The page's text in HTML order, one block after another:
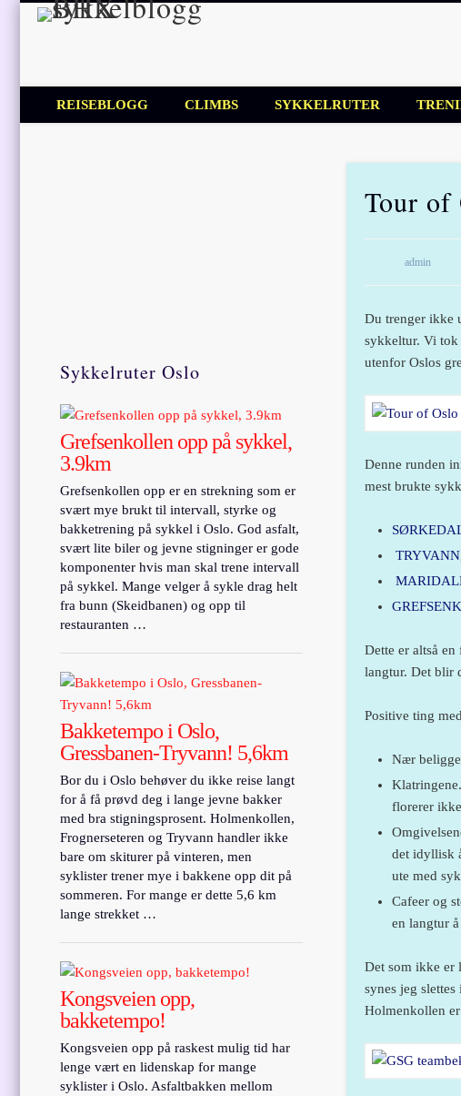
REISEBLOGG CLIMBS SYKKELRUTER
Tour of
admin
Du trenger ikke
sykkeltur. Vi tok
utenfor Oslos
Denne runden
mest brukte
TRYVANN
Dette er altså
langtur. Det blir
Positive ting
Nær
florerer
det idyllisk
ute med
Cafeer og
en langtur
Det som ikke er
synes jeg
Holmenkollen
Sykkelruter Oslo
Grefsenkollen opp på sykkel,
3.9km
Grefsenkollen opp er en strekning som er
svært mye brukt til intervall, styrke og
bakketrening på sykkel i Oslo. God asfalt,
svært lite biler og jevne stigninger er gode
komponenter hvis man skal trene intervall
på sykkel. Mange velger å sykle drag helt
fra bunn (Skeidbanen) og opp til
restauranten …
Bakketempo i Oslo,
Gressbanen-Tryvann! 5,6km
Bor du i Oslo behøver du ikke reise langt
for å få prøvd deg i lange jevne bakker
med bra stigningsprosent. Holmenkollen,
Frognerseteren og Tryvann handler ikke
bare om skiturer på vinteren, men
syklister trener mye i bakkene opp dit på
sommeren. For mange er dette 5,6 km
lange strekket …
Kongsveien opp,
bakketempo!
Kongsveien opp på raskest mulig tid har
lenge vært en lidenskap for mange
syklister i Oslo. Asfaltbakken mellom